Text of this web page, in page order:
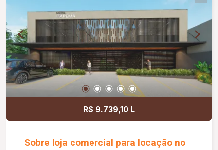
R$ 9.739,10 L
Sobre loja comercial para locação no